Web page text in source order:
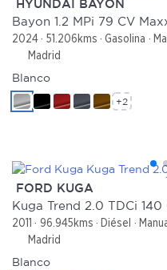
Las cookies de este sitio
el contenido y los
sociales y analizar el
información sobre el uso
nuestros partners de
partir del uso que haya
HYUNDAI BAYON
Bayon 1.2 MPi 79 CV
2024 51.206kms Gasolina
Madrid
Blanco
+2
FORD KUGA
Kuga Trend 2.0 TDCi 140
2011 96.945kms Diésel
Madrid
Blanco